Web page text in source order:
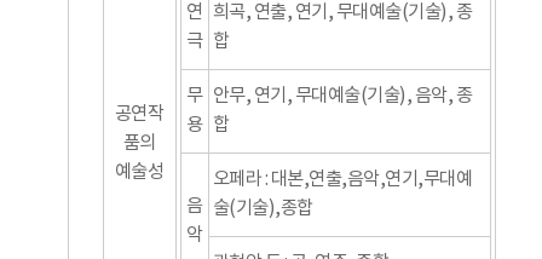
공연작
품의
예술성
연
극
희곡, 연출, 연기, 무대예술(기술), 종
합
무
용
안무, 연기, 무대예술(기술), 음악, 종
합
음
악
오페라 : 대본,연출,음악,연기,무대예
술(기술),종합